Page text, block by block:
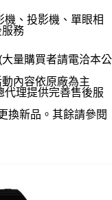
、投影機、單眼相
務
量購買者請電洽本公
內容依原廠為主
代理提供完善售後服
換新品。其餘請參閱